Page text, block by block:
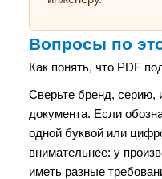
Вопросы по
Как понять, что PDF
Сверьте бренд, серию,
документа. Если
одной буквой или
внимательнее: у
иметь разные